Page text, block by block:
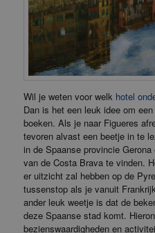
Wil je weten voor welk hotel
Dan is het een leuk idee om een
boeken. Als je naar Figueres
tevoren alvast een beetje in te
in de Spaanse provincie
van de Costa Brava te vinden.
er uitzicht zal hebben op de
tussenstop als je vanuit
ander leuk weetje is dat de
deze Spaanse stad komt.
bezienswaardigheden en